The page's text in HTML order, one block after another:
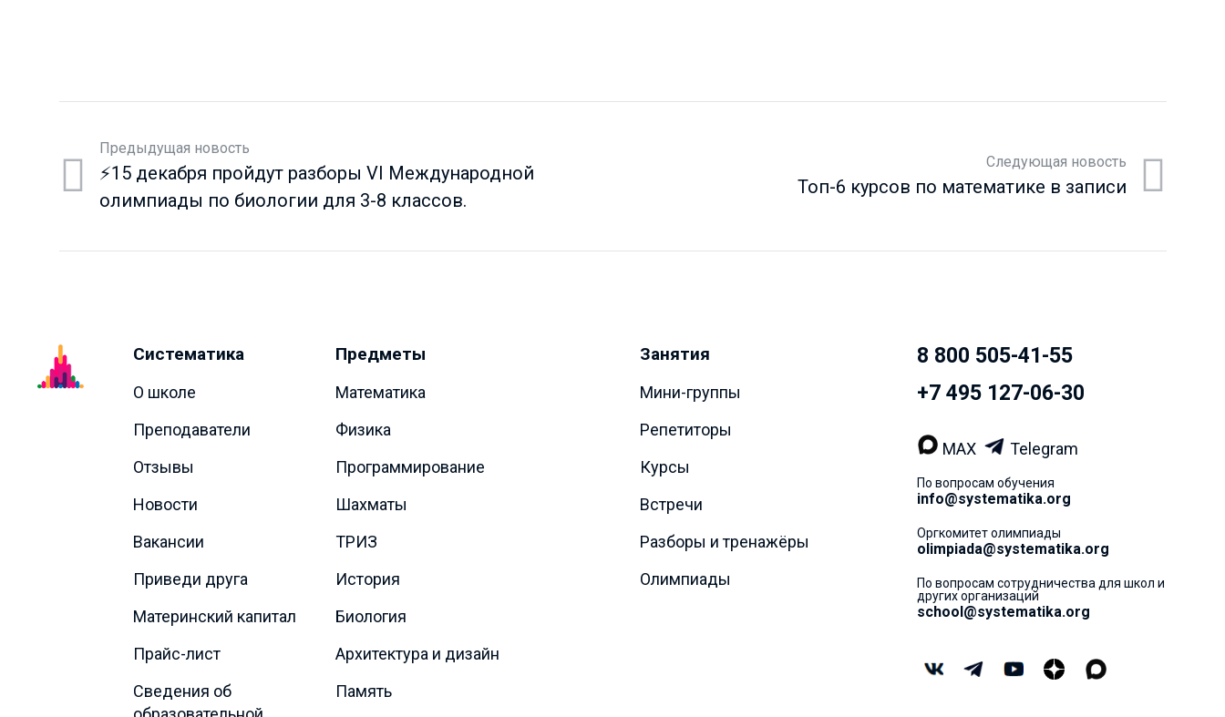
Предыдущая новость
⚡️15 декабря пройдут разборы VI Международной
олимпиады по биологии для 3-8 классов.
Следующая новость
Топ-6 курсов по математике в записи
Систематика
О школе
Преподаватели
Отзывы
Новости
Вакансии
Приведи друга
Материнский капитал
Прайс-лист
Сведения об
Предметы
Математика
Физика
Программирование
Шахматы
ТРИЗ
История
Биология
Архитектура и дизайн
Память
Занятия
Мини-группы
Репетиторы
Курсы
Встречи
Разборы и тренажёры
Олимпиады
8 800 505-41-55
+7 495 127-06-30
MAX Telegram
По вопросам обучения
info@systematika.org
Оргкомитет олимпиады
olimpiada@systematika.org
По вопросам сотрудничества для школ и
других организаций
school@systematika.org